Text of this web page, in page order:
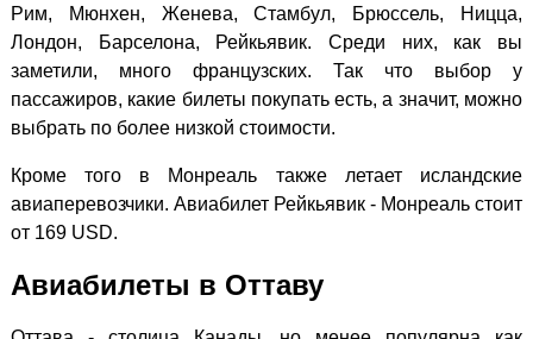
Рим, Мюнхен, Женева, Стамбул, Брюссель, Ницца,
Лондон, Барселона, Рейкьявик. Среди них, как вы
заметили, много французских. Так что выбор у
пассажиров, какие билеты покупать есть, а значит, можно
выбрать по более низкой стоимости.
Кроме того в Монреаль также летает исландские
авиаперевозчики. Авиабилет Рейкьявик - Монреаль стоит
от 169 USD.
Авиабилеты в Оттаву